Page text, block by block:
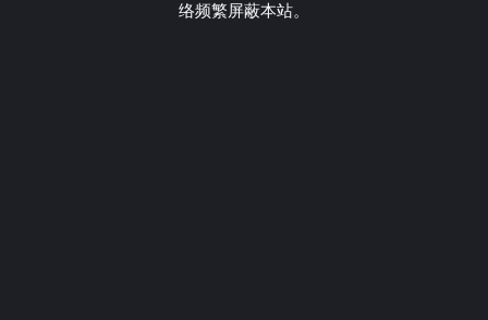
络频繁屏蔽本站。